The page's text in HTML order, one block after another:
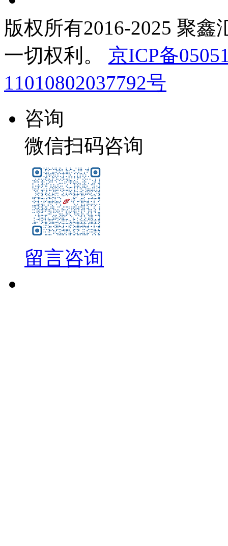
版权所有2016-2025 聚鑫
一切权利。
京ICP备
11010802037792号
咨询
微信扫码咨询
留言咨询